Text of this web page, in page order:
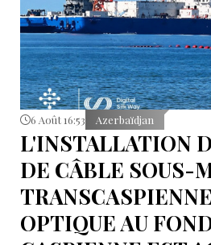
6 Août 16:53 Azerbaïdjan
L'INSTALLATION
DE CÂBLE SOUS-
OPTIQUE AU